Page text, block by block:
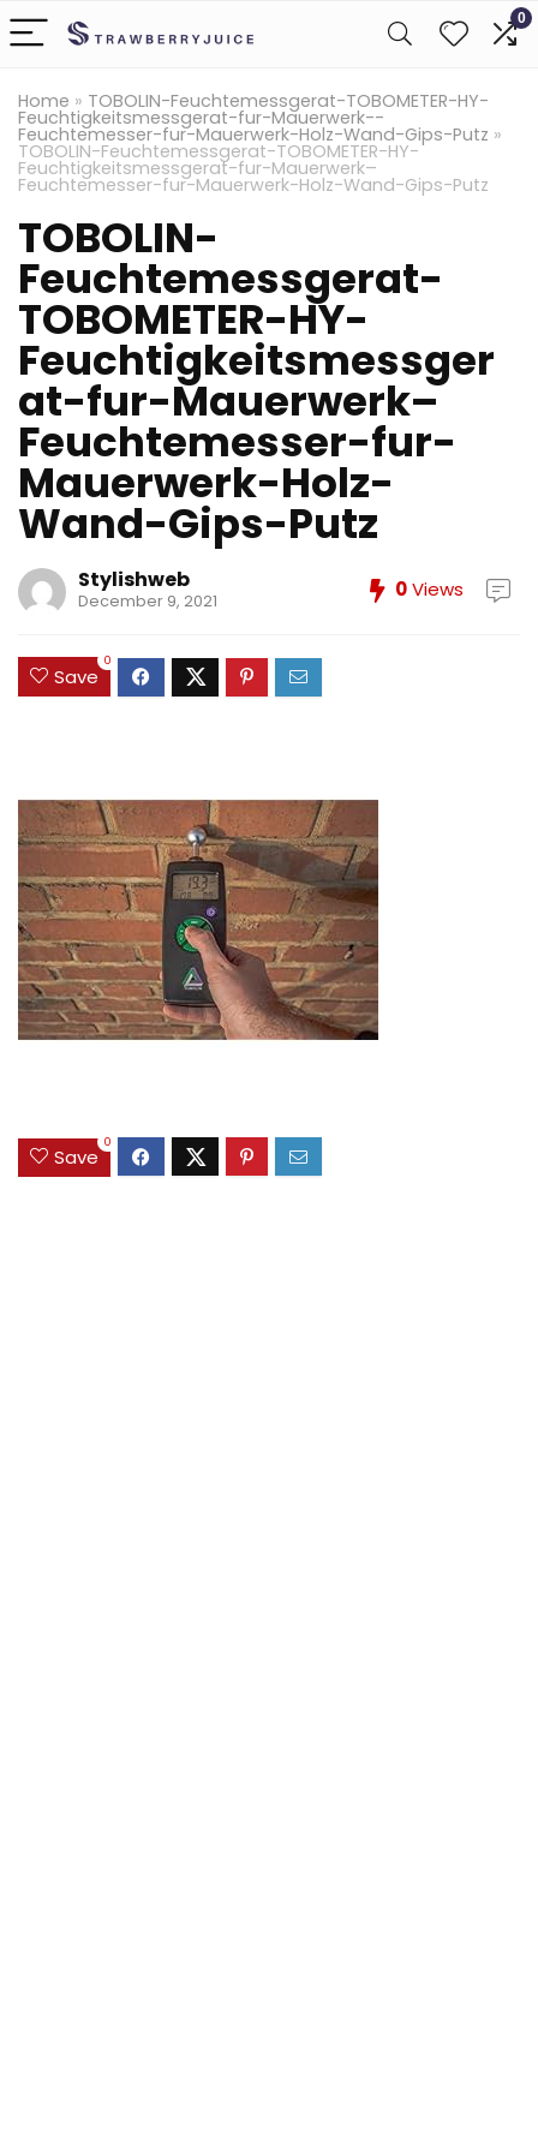
0
Home » TOBOLIN-Feuchtemessgerat-TOBOMETER-HY-
Feuchtigkeitsmessgerat-fur-Mauerwerk--
Feuchtemesser-fur-Mauerwerk-Holz-Wand-Gips-Putz »
TOBOLIN-Feuchtemessgerat-TOBOMETER-HY-
Feuchtigkeitsmessgerat-fur-Mauerwerk–
Feuchtemesser-fur-Mauerwerk-Holz-Wand-Gips-Putz
TOBOLIN-
Feuchtemessgerat-
TOBOMETER-HY-
Feuchtigkeitsmessger
at-fur-Mauerwerk–
Feuchtemesser-fur-
Mauerwerk-Holz-
Wand-Gips-Putz
Stylishweb
December 9, 2021 0Views
Save
0
Save
0